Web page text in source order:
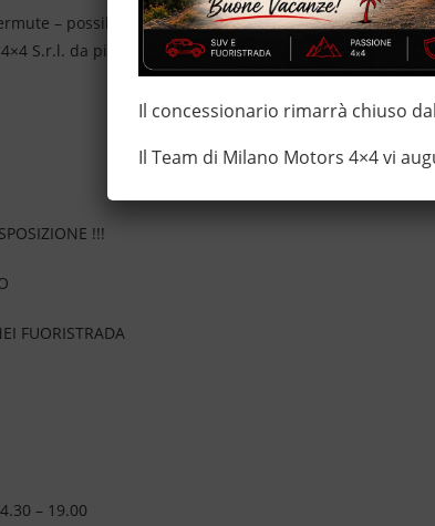
– possibilità di estensione della garanzia con i
S.r.l. da più di 20 anni Numeri Uno Nei Fuoristrada
!!!
FUORISTRADA
– 19.00
Il concessionario rimarrà chiuso
Il Team di Milano Motors 4×4 vi